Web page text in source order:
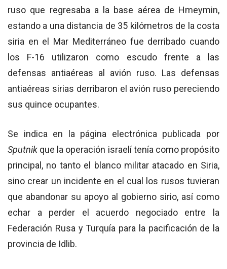
ruso que regresaba a la base aérea de Hmeymin,
estando a una distancia de 35 kilómetros de la costa
siria en el Mar Mediterráneo fue derribado cuando
los F-16 utilizaron como escudo frente a las
defensas antiaéreas al avión ruso. Las defensas
antiaéreas sirias derribaron el avión ruso pereciendo
sus quince ocupantes.
Se indica en la página electrónica publicada por
Sputnik que la operación israelí tenía como propósito
principal, no tanto el blanco militar atacado en Siria,
sino crear un incidente en el cual los rusos tuvieran
que abandonar su apoyo al gobierno sirio, así como
echar a perder el acuerdo negociado entre la
Federación Rusa y Turquía para la pacificación de la
provincia de Idlib.